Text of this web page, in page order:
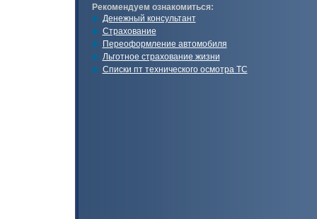
Рекомендуем ознакомиться:
Денежный консультант
Страхование
Переоформление автомобиля
Льготное страхование жизни
Списки пт технического осмотра ТС